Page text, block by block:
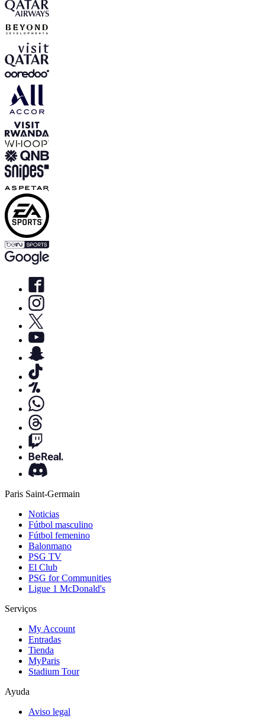
Paris Saint-Germain
Noticias
Fútbol masculino
Fútbol femenino
Balonmano
PSG TV
El Club
PSG for Communities
Ligue 1 McDonald's
Serviços
My Account
Entradas
Tienda
MyParis
Stadium Tour
Ayuda
Aviso legal